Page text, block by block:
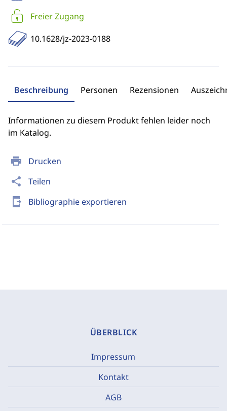
print Drucken
share Teilen
send_to_mobile Bibliographie exportieren
Freier Zugang
10.1628/jz-2023-0188
Beschreibung Personen Rezensionen
Informationen zu diesem Produkt fehlen leider noch
im Katalog.
ÜBERBLICK
Impressum
Kontakt
AGB